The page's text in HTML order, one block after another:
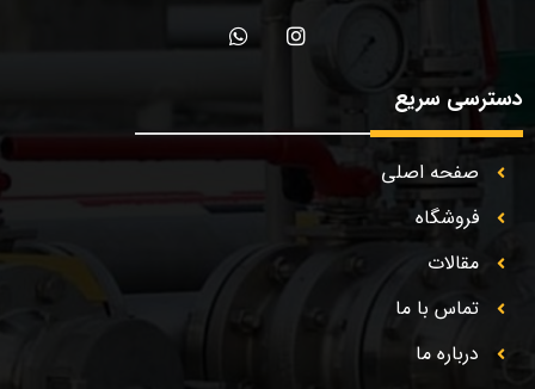
دسترسی سریع
صفحه اصلی
فروشگاه
مقالات
تماس با ما
درباره ما